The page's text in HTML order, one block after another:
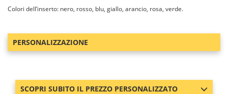
Colori dell’inserto: nero, rosso, blu, giallo, arancio, rosa, verde.
PERSONALIZZAZIONE
SCOPRI SUBITO IL PREZZO PERSONALIZZATO